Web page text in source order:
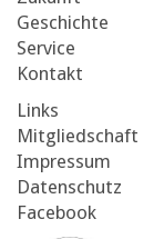
Geschichte
Service
Kontakt
Links
Mitgliedschaft
Impressum
Datenschutz
Facebook